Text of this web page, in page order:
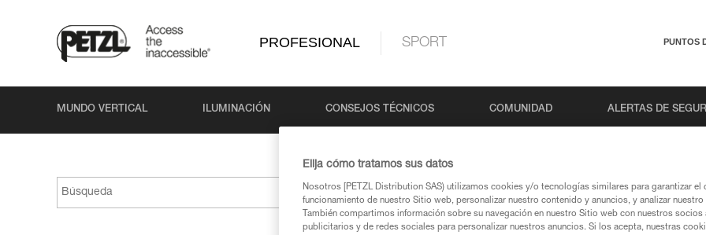
PROFESIONAL SPORT PUNTOS
MUNDO VERTICAL ILUMINACIÓN CONSEJOS TÉCNICOS COMUNIDAD ALERTAS DE
Búsqueda
Elija cómo tratamos sus datos
Nosotros [PETZL Distribution SAS) utilizamos cookies y/o tecnologías similares para garantizar el
funcionamiento de nuestro Sitio web, personalizar nuestro contenido y anuncios, y analizar
También compartimos información sobre su navegación en nuestro Sitio web con nuestros socios
publicitarios y de redes sociales para personalizar nuestros anuncios. Si los acepta, nuestras